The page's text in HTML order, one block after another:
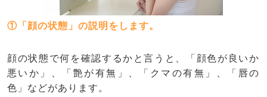
①「顔の状態」の説明をします。
顔の状態で何を確認するかと言うと、「顔色が良いか
悪いか」、「艶が有無」、「クマの有無」、「唇の
色」などがあります。